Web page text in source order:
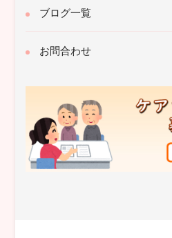
ブログ一覧
お問合わせ